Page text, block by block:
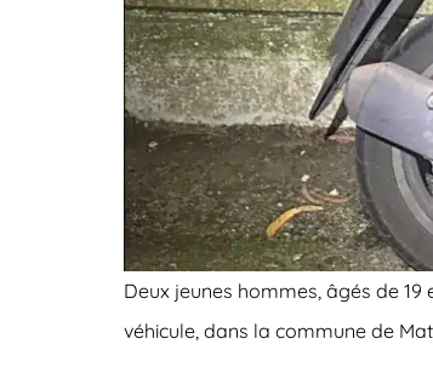
Deux jeunes hommes, âgés de
véhicule, dans la commune de